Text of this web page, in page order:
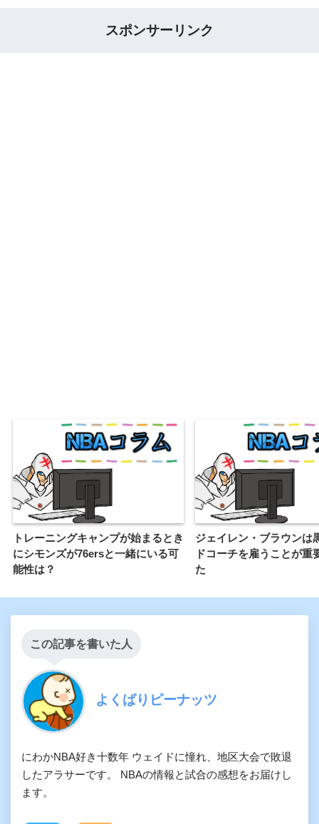
スポンサーリンク
トレーニングキャンプが始まるとき
にシモンズが76ersと一緒にいる可
能性は？
ジェイレン・ブラウンは
ドコーチを雇うことが重
た
この記事を書いた人
よくばりピーナッツ
にわかNBA好き十数年 ウェイドに憧れ、地区大会で敗退
したアラサーです。 NBAの情報と試合の感想をお届けし
ます。